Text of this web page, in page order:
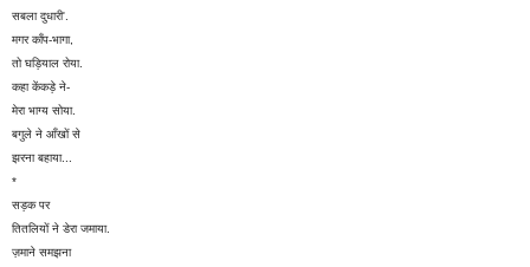
सबला दुधारी'.
मगर काँप-भागा,
तो घड़ियाल रोया.
कहा केंकड़े ने-
मेरा भाग्य सोया.
बगुले ने आँखों से
झरना बहाया...
*
सड़क पर
तितलियों ने डेरा जमाया.
ज़माने समझना